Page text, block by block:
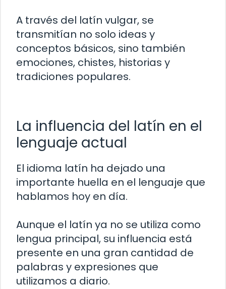
A través del latín vulgar, se
transmitían no solo ideas y
conceptos básicos, sino también
emociones, chistes, historias y
tradiciones populares.
La influencia del latín en el
lenguaje actual
El idioma latín ha dejado una
importante huella en el lenguaje que
hablamos hoy en día.
Aunque el latín ya no se utiliza como
lengua principal, su influencia está
presente en una gran cantidad de
palabras y expresiones que
utilizamos a diario.